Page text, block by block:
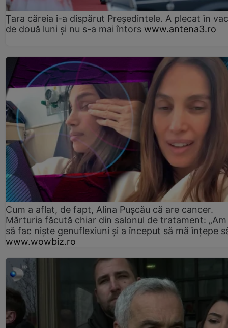
Țara căreia i-a dispărut Președintele. A plecat în
de două luni și nu s-a mai întors www.antena3.ro
Cum a aflat, de fapt, Alina Pușcău că are cancer.
Mărturia făcută chiar din salonul de tratament:
să fac niște genuflexiuni și a început să mă înțepe
www.wowbiz.ro